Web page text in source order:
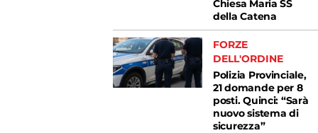
Chiesa Maria SS
della Catena
FORZE
DELL'ORDINE
Polizia Provinciale,
21 domande per 8
posti. Quinci: “Sarà
nuovo sistema di
sicurezza”